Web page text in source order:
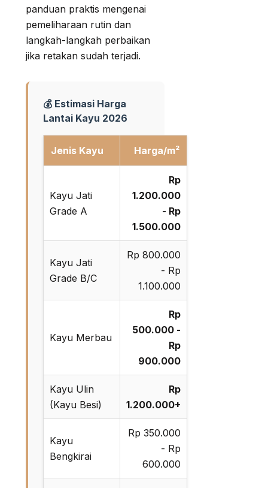
panduan praktis mengenai
pemeliharaan rutin dan
langkah-langkah perbaikan
jika retakan sudah terjadi.
💰 Estimasi Harga
Lantai Kayu 2026
Jenis Kayu Harga/m²
Kayu Jati
Grade A
Rp
1.200.000
- Rp
1.500.000
Kayu Jati
Grade B/C
Rp 800.000
- Rp
1.100.000
Kayu Merbau
Rp
500.000 -
Rp
900.000
Kayu Ulin
(Kayu Besi)
Rp
1.200.000+
Kayu
Bengkirai
Rp 350.000
- Rp
600.000